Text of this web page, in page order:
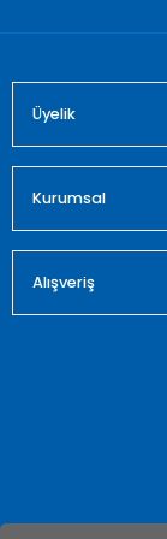
Üyelik
Kurumsal
Alışveriş